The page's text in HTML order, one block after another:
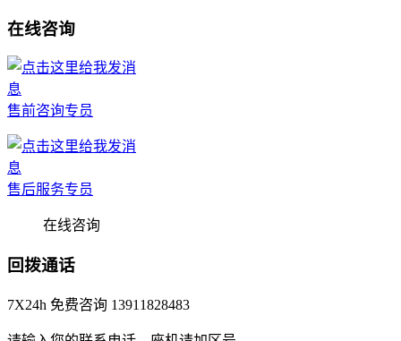
在线咨询
售前咨询专员
售后服务专员
在线咨询
回拨通话
7X24h 免费咨询 13911828483